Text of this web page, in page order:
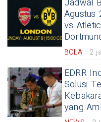
Jadwal
Agustus
vs
BOLA 2
EDRR
Solusi
yang